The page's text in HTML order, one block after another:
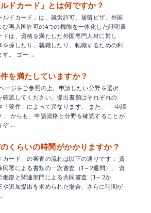
ルドカード」とは何ですか？
ルドカード」は、就労許可、居留ビザ、外国
び再入国許可の4つの機能を一体化した証明書
ドは、資格を満たした外国専門人材に対し
を探したり、就職したり、転職するための利
す。 ゴー …
を満たしていますか？
ージをご参照の上、申請したい分野を選択
確認してください。提出書類はそれぞれの
「要件」によって異なります。 また、 「申請
」 からも、申請資格と分野を確認することが
ぞ …
くらいの時間がかかりますか？
カード」の審査の流れは以下の通りです： 資
民署による書類の一次審査（1～2週間）。 資
働部と関連部門による共同審査（1～2か
や追加提出を求められた場合、さらに時間が